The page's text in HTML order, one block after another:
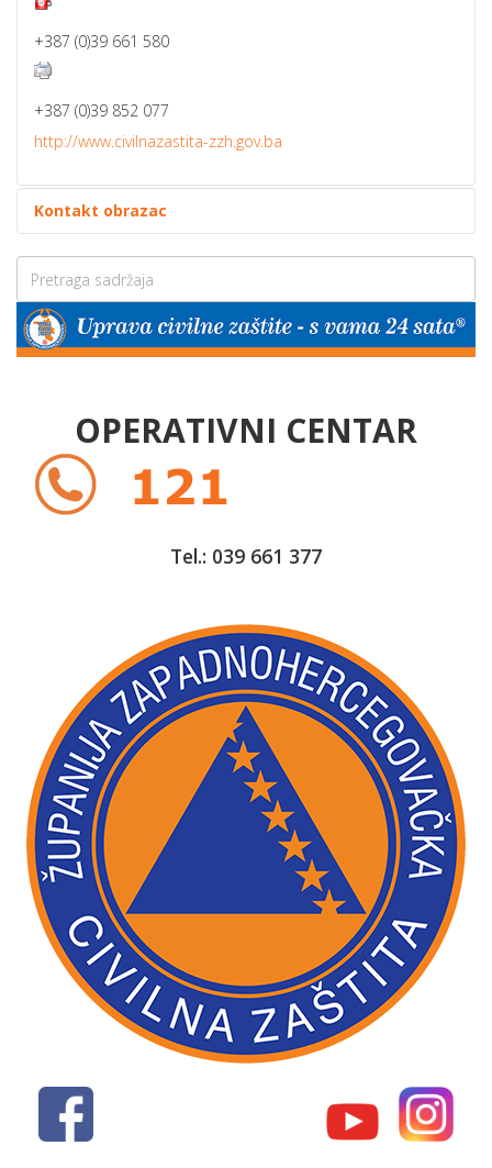
+387 (0)39 661 580
+387 (0)39 852 077
http://www.civilnazastita-zzh.gov.ba
Kontakt obrazac
OPERATIVNI CENTAR
Tel.: 039 661 377